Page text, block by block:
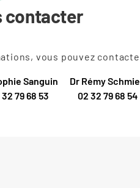
contacter
vous pouvez
Sanguin
79 68 53
Dr Rémy
02 32 79 68 54